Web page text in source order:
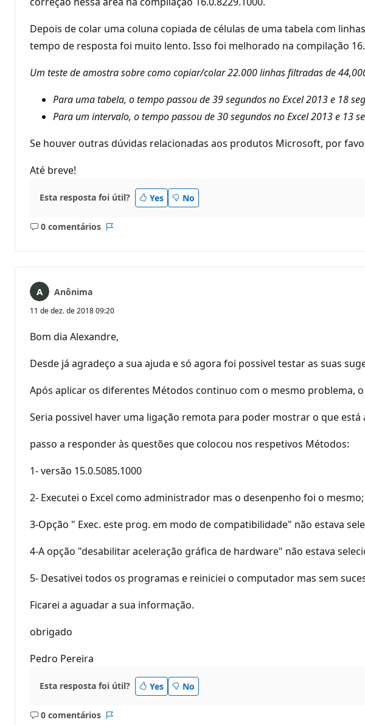
Depois de colar uma coluna copiada de células de uma tabela com
tempo de resposta foi muito lento. Isso foi melhorado na compilação
Um teste de amostra sobre como copiar/colar 22.000 linhas filtradas de
Para uma tabela, o tempo passou de 39 segundos no Excel 2013 e 18
Para um intervalo, o tempo passou de 30 segundos no Excel 2013 e 13
Se houver outras dúvidas relacionadas aos produtos Microsoft, por
Até breve!
Esta resposta foi útil? Yes No
0 comentários
Sem
Anônima
11 de dez. de 2018 09:20
Bom dia Alexandre,
Desde já agradeço a sua ajuda e só agora foi possivel testar as suas
Após aplicar os diferentes Métodos continuo com o mesmo problema,
Seria possivel haver uma ligação remota para poder mostrar o que
passo a responder às questões que colocou nos respetivos Métodos:
1- versão 15.0.5085.1000
2- Executei o Excel como administrador mas o desenpenho foi o mesmo;
3-Opção " Exec. este prog. em modo de compatibilidade" não estava
4-A opção "desabilitar aceleração gráfica de hardware" não estava
5- Desativei todos os programas e reiniciei o computador mas sem
Ficarei a aguadar a sua informação.
obrigado
Pedro Pereira
Esta resposta foi útil? Yes No
0 comentários
Sem